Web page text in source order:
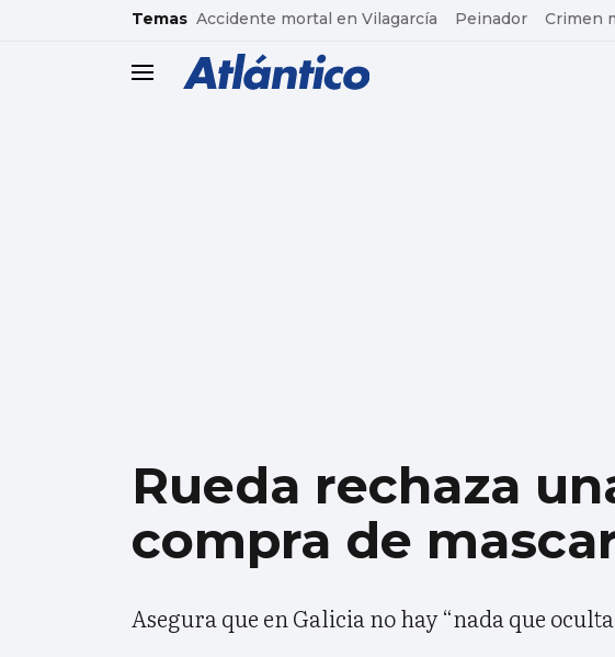
common.go-to-content
Temas Accidente mortal en Vilagarcía Peinador Crimen
header.menu.open
Rueda rechaza
compra de
Asegura que en Galicia no hay “nada que